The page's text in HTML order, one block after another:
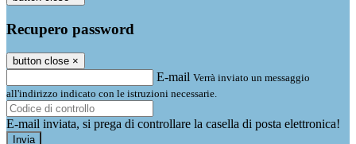
Recupero password
button close ×
E-mail Verrà inviato un messaggio
all'indirizzo indicato con le istruzioni necessarie.
E-mail inviata, si prega di controllare la casella di posta elettronica!